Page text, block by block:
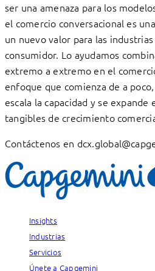
ser una amenaza para los
el comercio conversacional es
un nuevo valor para las
consumidor. Lo ayudamos
extremo a extremo en el
enfoque que comienza de a
escala la capacidad y se
tangibles de crecimiento
Contáctenos en
Insights
Industrias
Servicios
Únete a Capgemini